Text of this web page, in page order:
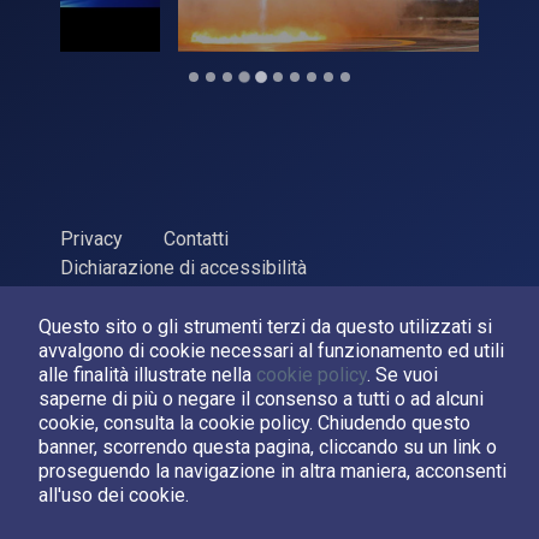
Questo sito o gli strumenti terzi da questo utilizzati si
avvalgono di cookie necessari al funzionamento ed utili
alle finalità illustrate nella cookie policy. Se vuoi
saperne di più o negare il consenso a tutti o ad alcuni
cookie, consulta la cookie policy. Chiudendo questo
banner, scorrendo questa pagina, cliccando su un link o
proseguendo la navigazione in altra maniera, acconsenti
all'uso dei cookie.
Privacy
Contatti
Dichiarazione di accessibilità
ASI Agenzia Spaziale Italiana, 2026. P.Iva 03638121008
Sviluppato daLPM
Seguici su:
Asi su Facebook
Asi su XCanale Asi su YouTube